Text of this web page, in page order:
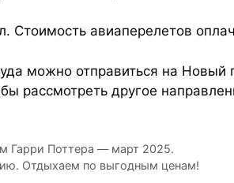
Стоимость авиаперелетов
можно отправиться на
рассмотреть другое
Гарри Поттера — март 2025.
Отдыхаем по выгодным ценам!